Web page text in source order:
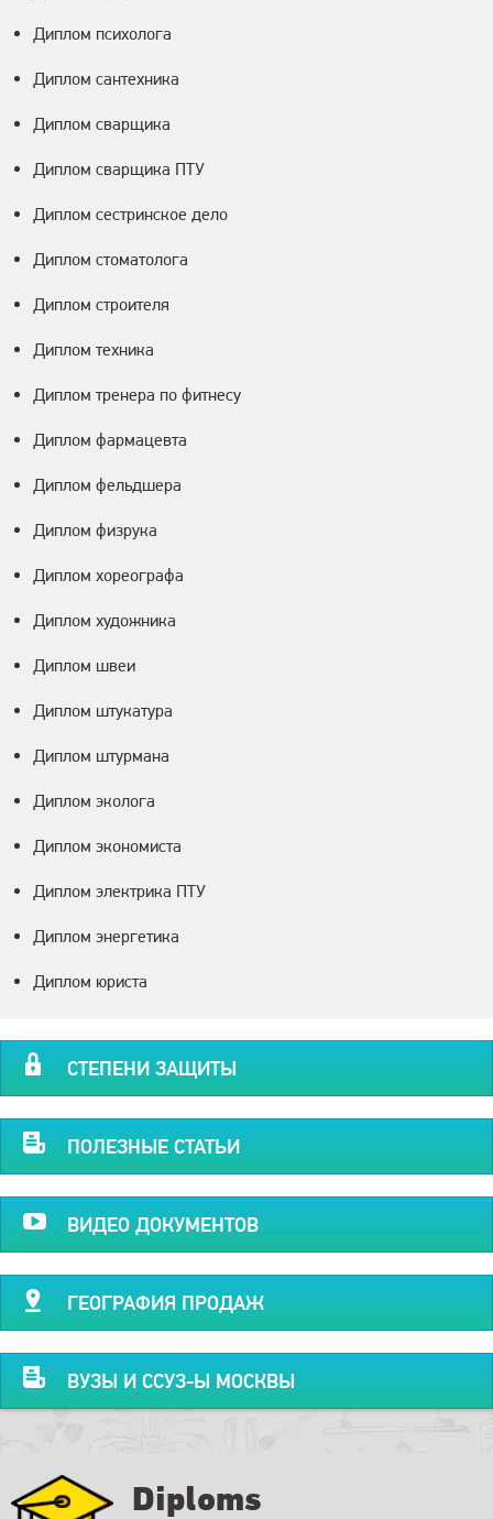
Диплом психолога
Диплом сантехника
Диплом сварщика
Диплом сварщика ПТУ
Диплом сестринское дело
Диплом стоматолога
Диплом строителя
Диплом техника
Диплом тренера по фитнесу
Диплом фармацевта
Диплом фельдшера
Диплом физрука
Диплом хореографа
Диплом художника
Диплом швеи
Диплом штукатура
Диплом штурмана
Диплом эколога
Диплом экономиста
Диплом электрика ПТУ
Диплом энергетика
Диплом юриста
СТЕПЕНИ ЗАЩИТЫ
ПОЛЕЗНЫЕ СТАТЬИ
ВИДЕО ДОКУМЕНТОВ
ГЕОГРАФИЯ ПРОДАЖ
ВУЗЫ И ССУЗ-Ы МОСКВЫ
Diploms